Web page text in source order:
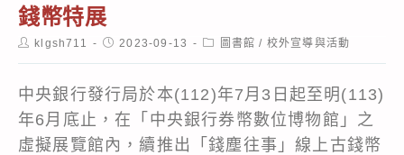
錢幣特展
Postklgsh711
Post2023-09-13
Post圖書館 / 校外宣導與活動
中央銀行發行局於本(112)年7月3日起至明(113)
年6月底止，在「中央銀行券幣數位博物館」之
虛擬展覽館內，續推出「錢塵往事」線上古錢幣